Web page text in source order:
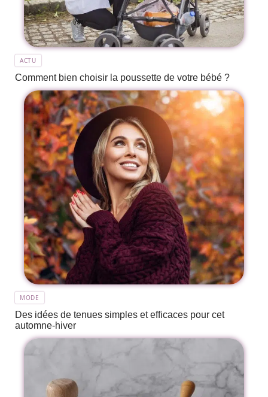
ACTU
Comment bien choisir la poussette de votre bébé ?
MODE
Des idées de tenues simples et efficaces pour cet
automne-hiver